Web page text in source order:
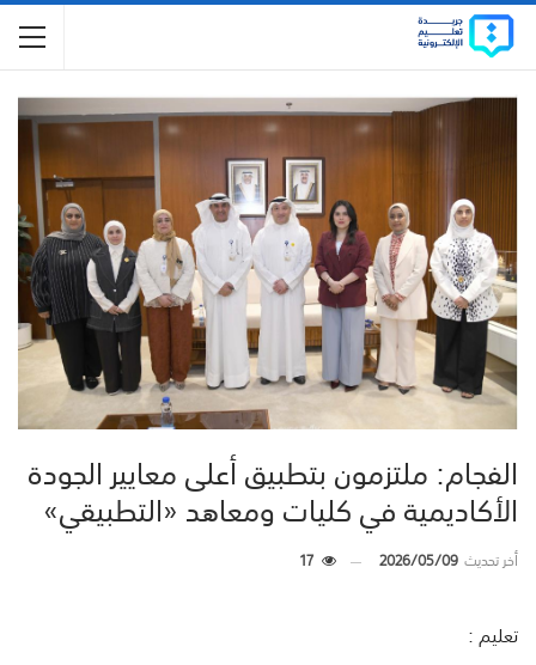
الفجام: ملتزمون بتطبيق أعلى معايير الجودة
الأكاديمية في كليات ومعاهد «التطبيقي»
أخر تحديث2026/05/09
17
تعليم :